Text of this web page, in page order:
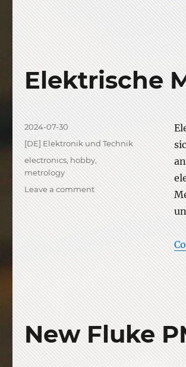
Elektrische
Posted
on
2024-07-30
Categories
[DE] Elektronik und Technik
Tags
electronics,hobby,
metrology
Leave a commenton
als
New Fluke